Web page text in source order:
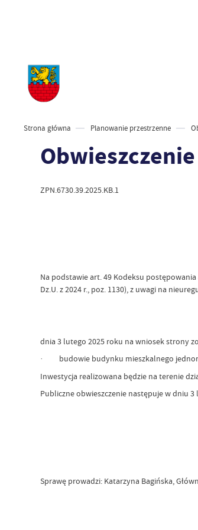
Strona główna Planowanie przestrzenne
ZPN.6730.39.2025.KB.1
Na podstawie art. 49 Kodeksu
Dz.U. z 2024 r., poz. 1130), z uwagi na
dnia 3 lutego 2025 roku na wniosek strony
· budowie budynku mieszkalnego
Inwestycja realizowana będzie na terenie
Publiczne obwieszczenie następuje w dniu
Sprawę prowadzi: Katarzyna Bagińska,